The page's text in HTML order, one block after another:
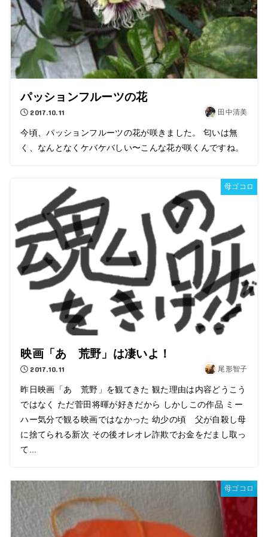
パッションフルーツの花
2017.10.11 田中清美
今頃、パッションフルーツの花が咲きました。 匂いは無
く、なんとなくケバケバしい〜こんな花が咲くんですね。
母ゴコロ
映画「あゝ荒野」は凄いよ！
2017.10.11 尾形智子
昨日映画「あゝ荒野」を観てきた 観た理由は内容どうこう
ではなく ただ菅田将暉が好きだから しかしこの作品 ミー
ハー気分で観る映画ではなかった 幼少の頃 父が自殺し母
に捨てられる新次 その後オレオレ詐欺でお金をだまし取っ
て...
母ゴコロ